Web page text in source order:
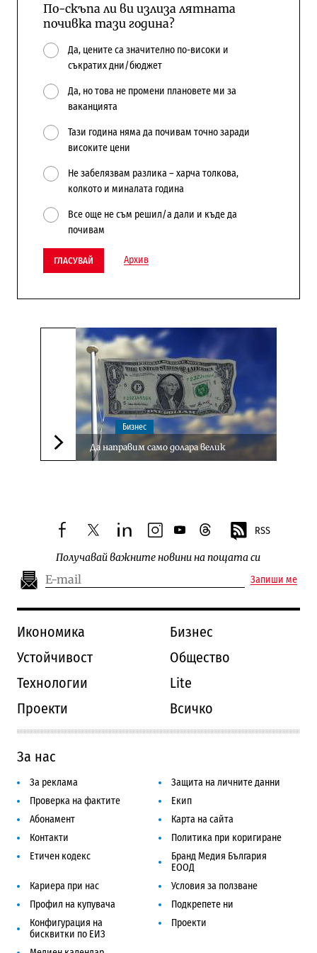
По-скъпа ли ви излиза лятната
почивка тази година?
Да, цените са значително по-високи и
съкратих дни/бюджет
Да, но това не промени плановете ми за
ваканцията
Тази година няма да почивам точно заради
високите цени
Не забелязвам разлика – харча толкова,
колкото и миналата година
Все още не съм решил/а дали и къде да
почивам
ГЛАСУВАЙ Архив
Следваща новина
Бизнес
Да направим само долара велик
facebooktwitterlinkedininstagram
youtubethreads RSS
Получавай важните новини на пощата си
Запиши ме
Икономика
Бизнес
Устойчивост
Общество
Технологии
Lite
Проекти
Всичко
За нас
За реклама
Защита на личните данни
Проверка на фактите
Екип
Абонамент
Карта на сайта
Контакти
Политика при коригиране
Етичен кодекс
Бранд Медия България
ЕООД
Кариера при нас
Условия за ползване
Профил на купувача
Подкрепете ни
Конфигурация на
бисквитки по ЕИЗ
Проекти